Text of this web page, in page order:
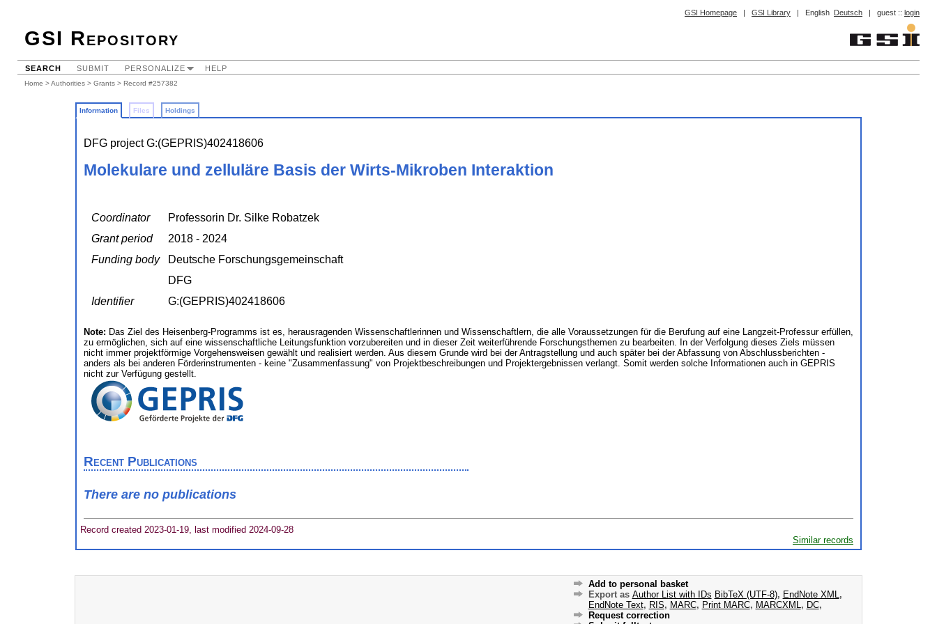
GSI Homepage | GSI Library | English Deutsch | guest :: login
GSI Repository
SEARCH SUBMIT PERSONALIZE HELP
Home >Authorities > Grants > Record #257382
Information Files Holdings
DFG project G:(GEPRIS)402418606
Molekulare und zelluläre Basis der Wirts-Mikroben Interaktion
Coordinator
Professorin Dr. Silke Robatzek
Grant period
2018 - 2024
Funding body
Deutsche Forschungsgemeinschaft
DFG
Identifier
G:(GEPRIS)402418606
Note: Das Ziel des Heisenberg-Programms ist es, herausragenden Wissenschaftlerinnen und Wissenschaftlern, die alle Voraussetzungen für die Berufung auf eine Langzeit-Professur erfüllen,
zu ermöglichen, sich auf eine wissenschaftliche Leitungsfunktion vorzubereiten und in dieser Zeit weiterführende Forschungsthemen zu bearbeiten. In der Verfolgung dieses Ziels müssen
nicht immer projektförmige Vorgehensweisen gewählt und realisiert werden. Aus diesem Grunde wird bei der Antragstellung und auch später bei der Abfassung von Abschlussberichten -
anders als bei anderen Förderinstrumenten - keine "Zusammenfassung" von Projektbeschreibungen und Projektergebnissen verlangt. Somit werden solche Informationen auch in GEPRIS
nicht zur Verfügung gestellt.
Recent Publications
There are no publications
Record created 2023-01-19, last modified 2024-09-28
Similar records
Add to personal basket
Export as Author List with IDs BibTeX (UTF-8), EndNote XML ,
EndNote Text, RIS, MARC, Print MARC, MARCXML , DC,
Request correction